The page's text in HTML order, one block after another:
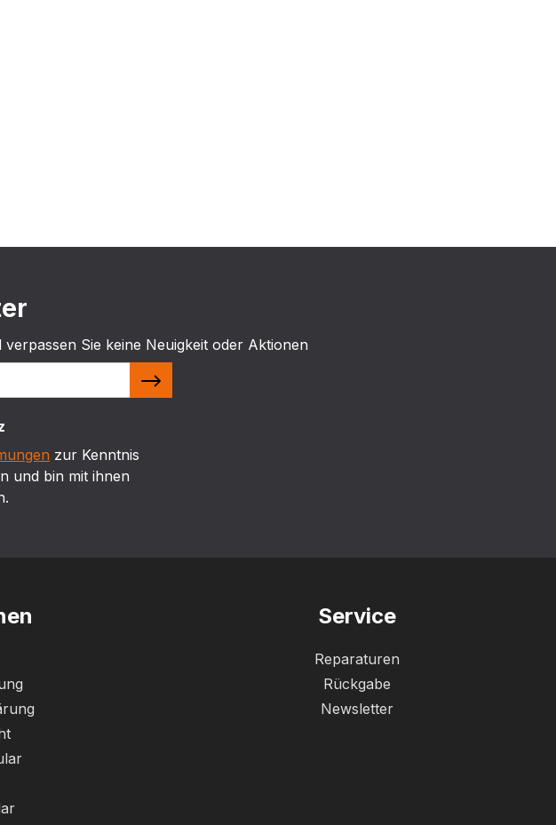
Sie keine Neuigkeit oder Aktionen
zur Kenntnis
und bin mit ihnen
Service
Reparaturen
Rückgabe
Newsletter